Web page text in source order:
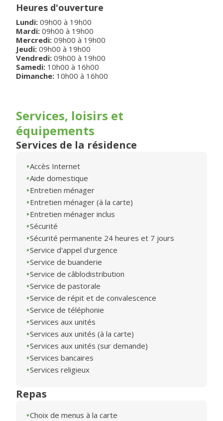
Heures d'ouverture
Lundi: 09h00 à 19h00
Mardi: 09h00 à 19h00
Mercredi: 09h00 à 19h00
Jeudi: 09h00 à 19h00
Vendredi: 09h00 à 19h00
Samedi: 10h00 à 16h00
Dimanche: 10h00 à 16h00
Services, loisirs et
équipements
Services de la résidence
Accès Internet
Aide domestique
Entretien ménager
Entretien ménager (à la carte)
Entretien ménager inclus
Sécurité
Sécurité permanente 24 heures et 7 jours
Service d'appel d'urgence
Service de buanderie
Service de câblodistribution
Service de pastorale
Service de répit et de convalescence
Service de téléphonie
Services aux unités
Services aux unités (à la carte)
Services aux unités (sur demande)
Services bancaires
Services religieux
Repas
Choix de menus à la carte